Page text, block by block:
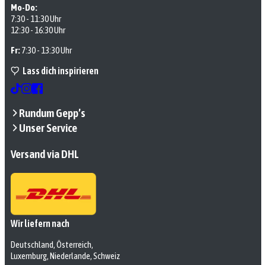
Mo-Do:
7:30 - 11:30 Uhr
12:30 - 16:30 Uhr
Fr:7:30 - 13:30 Uhr
Lass dich inspirieren
Rundum Gepp’s
Unser Service
Versand via DHL
Wir liefern nach
Deutschland, Österreich,
Luxemburg, Niederlande, Schweiz